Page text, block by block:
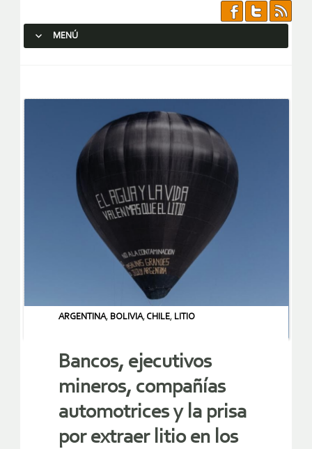
MENÚ
ARGENTINA, BOLIVIA, CHILE, LITIO
Bancos, ejecutivos
mineros, compañías
automotrices y la prisa
por extraer litio en los